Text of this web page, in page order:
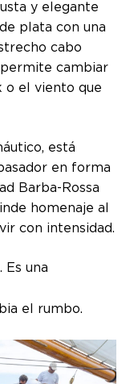
y elegante
plata con una
cabo
cambiar
o el viento que
está
en forma
Barba-Rossa
homenaje al
con intensidad.
Es una
el rumbo.